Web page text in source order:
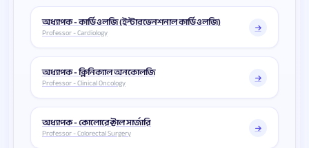
অধ্যাপক - কার্ডিওলজি (ইন্টারভেনশনাল কার্ডিওলজি)
Professor - Cardiology
অধ্যাপক - ক্লিনিক্যাল অনকোলজি
Professor - Clinical Oncology
অধ্যাপক - কোলোরেক্টাল সার্জারি
Professor - Colorectal Surgery